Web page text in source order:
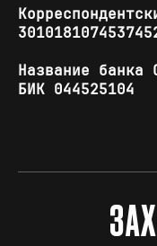
Название банка
БИК 044525104